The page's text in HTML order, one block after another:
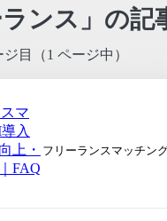
ランス」の記
目（1 ページ中）
マ
入
上・
FAQ
フリーランスマッチン